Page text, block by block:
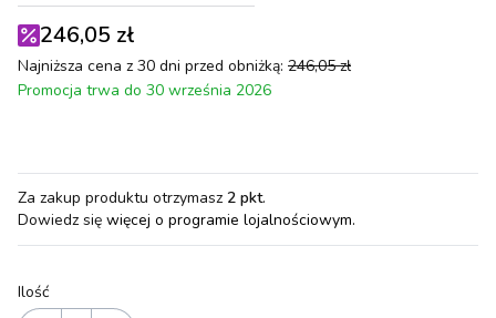
246,05 zł
Najniższa cena z 30 dni przed obniżką: 246,05 zł
Promocja trwa do 30 września 2026
Za zakup produktu otrzymasz 2 pkt.
Dowiedz się więcej o programie lojalnościowym.
Ilość